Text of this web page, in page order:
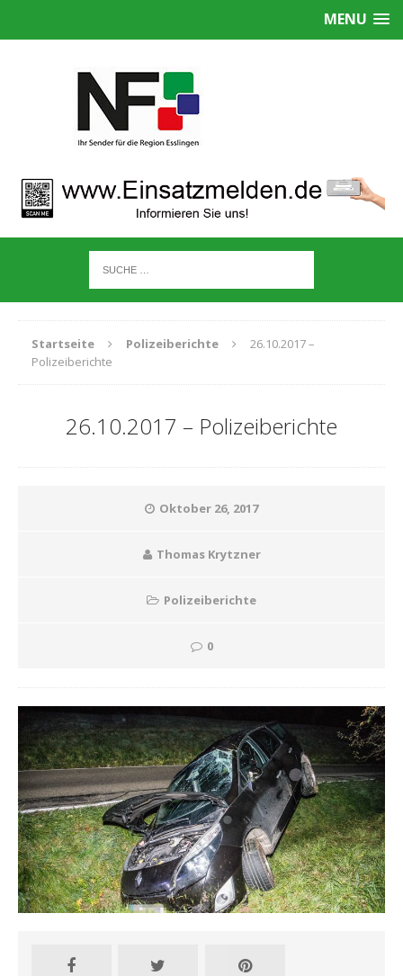
MENU
Startseite Polizeiberichte
26.10.2017 –
Polizeiberichte
26.10.2017 – Polizeiberichte
Oktober 26, 2017
Thomas Krytzner
Polizeiberichte
0